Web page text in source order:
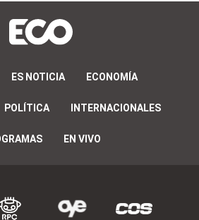
ES NOTICIA ECONOMÍA
POLÍTICA INTERNACIONALES
EN VIVO